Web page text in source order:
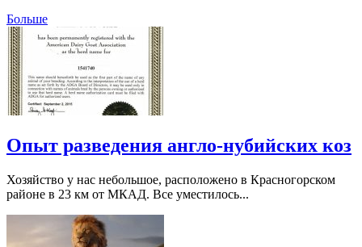
Больше
Опыт разведения англо-нубийских коз
Хозяйство у нас небольшое, расположено в Красногорском
районе в 23 км от МКАД. Все уместилось...